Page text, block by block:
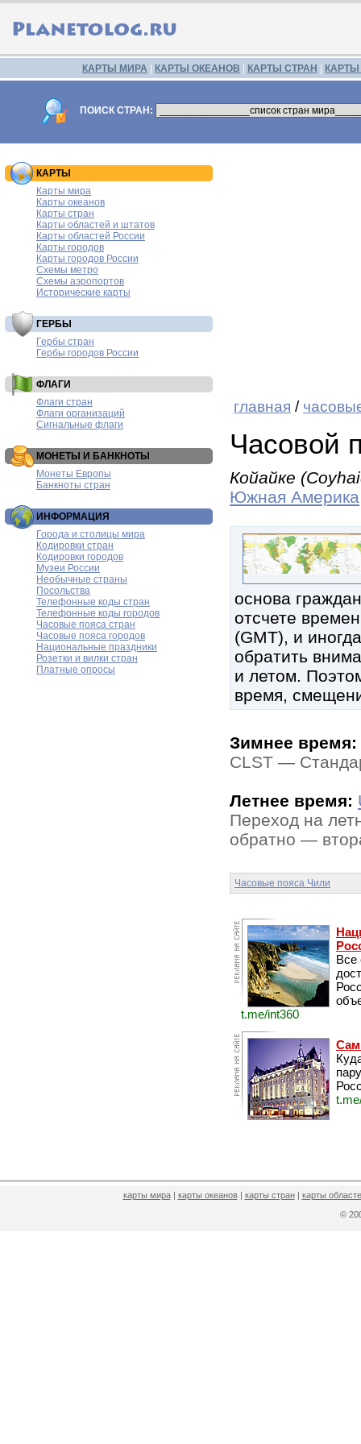
КАРТЫ МИРА КАРТЫ ОКЕАНОВ КАРТЫ СТРАН
ПОИСК СТРАН:
КАРТЫ
Карты мира
Карты океанов
Карты стран
Карты областей и штатов
Карты областей России
Карты городов
Карты городов России
Схемы метро
Схемы аэропортов
Исторические карты
ГЕРБЫ
Гербы стран
Гербы городов России
ФЛАГИ
Флаги стран
Флаги организаций
Сигнальные флаги
МОНЕТЫ И БАНКНОТЫ
Монеты Европы
Банкноты стран
ИНФОРМАЦИЯ
Города и столицы мира
Кодировки стран
Кодировки городов
Музеи России
Необычные страны
Посольства
Телефонные коды стран
Телефонные коды городов
Часовые пояса стран
Часовые пояса городов
Национальные праздники
Розетки и вилки стран
Платные опросы
главная /
Часовой
Койайке
Южная Америка
основа
отсчете
(GMT), и
обратить
и летом.
время,
Зимнее время:
CLST —
Летнее время:
Переход на
обратно —
Часовые пояса Чили
Все
t.me/int360
карты мира| карты океанов| карты стран| карты
©